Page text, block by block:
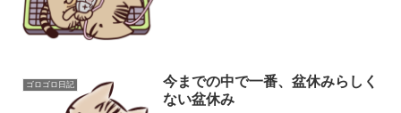
ゴロゴロ日記
今までの中で一番、盆休みらしく
ない盆休み